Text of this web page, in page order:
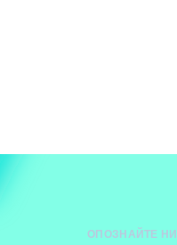
ОПОЗНАЙТЕ НИ